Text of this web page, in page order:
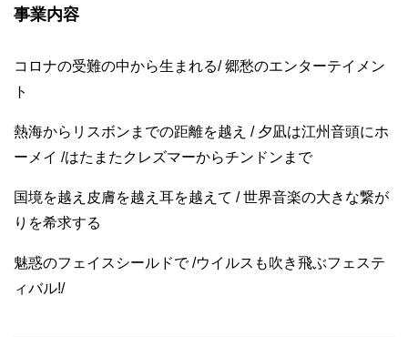
事業内容
コロナの受難の中から生まれる/ 郷愁のエンターテイメン
ト
熱海からリスボンまでの距離を越え / 夕凪は江州音頭にホ
ーメイ /はたまたクレズマーからチンドンまで
国境を越え皮膚を越え耳を越えて / 世界音楽の大きな繋が
りを希求する
魅惑のフェイスシールドで /ウイルスも吹き飛ぶフェステ
ィバル!/